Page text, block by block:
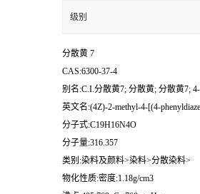
级别
分散黄 7
CAS:6300-37-4
别名:C.I.分散黄7; 分散黄; 分散黄7;
英文名:(4Z)-2-methyl-4-[(4-
分子式:C19H16N4O
分子量:316.357
类别:染料及颜料>染料>分散染料>
物化性质:密度:1.18g/cm3